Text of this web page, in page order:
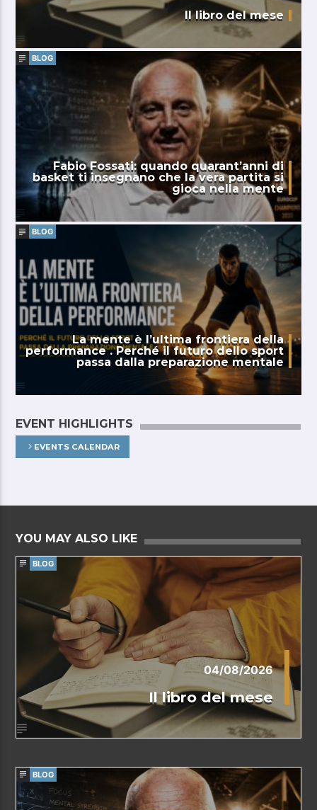
Il libro del mese
BLOG
Fabio Fossati: quando quarant’anni di
basket ti insegnano che la vera partita si
gioca nella mente
BLOG
La mente è l’ultima frontiera della
performance . Perché il futuro dello sport
passa dalla preparazione mentale
EVENT HIGHLIGHTS
EVENTS CALENDAR
YOU MAY ALSO LIKE
BLOG
04/08/2026
Il libro del mese
BLOG